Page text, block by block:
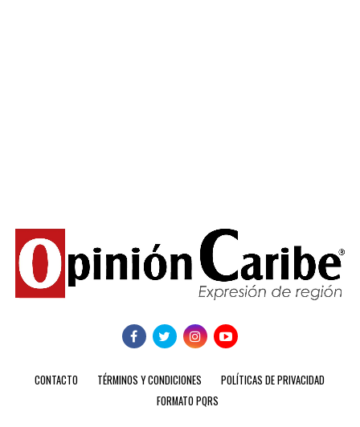
CONTACTO TÉRMINOS Y CONDICIONES
POLÍTICAS DE PRIVACIDAD
FORMATO PQRS